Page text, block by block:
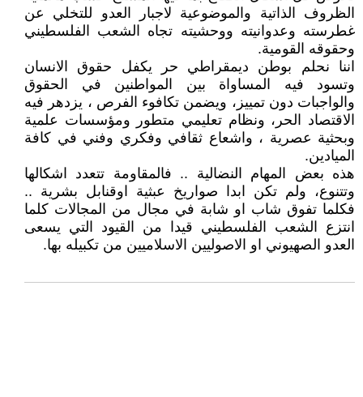
الظروف الذاتية والموضوعية لاجبار العدو للتخلي عن
غطرسته وعدوانيته ووحشيته تجاه الشعب الفلسطيني
وحقوقه القومية.
اننا نحلم بوطن ديمقراطي حر يكفل حقوق الانسان
وتسود فيه المساواة بين المواطنين في الحقوق
والواجبات دون تمييز، ويضمن تكافوء الفرص ، يزدهر فيه
الاقتصاد الحر، ونظام تعليمي متطور ومؤسسات علمية
وبحثية عصرية ، واشعاع ثقافي وفكري وفني في كافة
الميادين.
هذه بعض المهام النضالية .. فالمقاومة تتعدد اشكالها
وتتنوع، ولم تكن ابدا صواريخ عبثية اوقنابل بشرية ..
فكلما تفوق شاب او شابة في مجال من المجالات كلما
انتزع الشعب الفلسطيني قيدا من القيود التي يسعى
العدو الصهيوني او الاصوليين الاسلاميين من تكبيله بها.